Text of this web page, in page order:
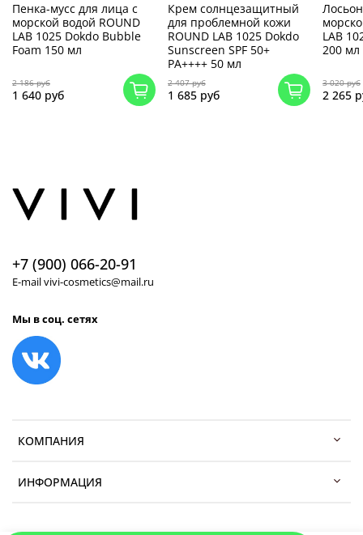
Пенка-мусс для лица с
морской водой ROUND
LAB 1025 Dokdo Bubble
Foam 150 мл
2 186 руб
1 640 руб
Крем солнцезащитный
для проблемной кожи
ROUND LAB 1025 Dokdo
Sunscreen SPF 50+
PA++++ 50 мл
2 407 руб
1 685 руб
LAB
200 мл
3 020 руб
2 265
КОМПАНИЯ
ИНФОРМАЦИЯ
+7 (900) 066-20-91
E-mail vivi-cosmetics@mail.ru
Мы в соц. сетях